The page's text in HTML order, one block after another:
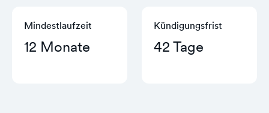
Mindestlaufzeit
12 Monate
Kündigungs­frist
42 Tage